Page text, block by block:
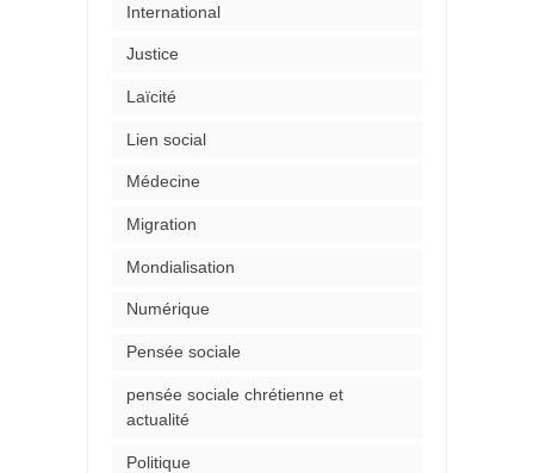
International
Justice
Laïcité
Lien social
Médecine
Migration
Mondialisation
Numérique
Pensée sociale
pensée sociale chrétienne et
actualité
Politique